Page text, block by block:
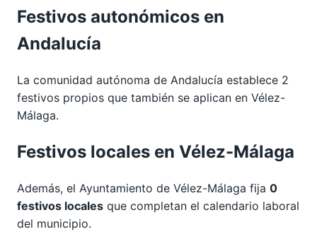
Festivos autonómicos en
Andalucía
La comunidad autónoma de Andalucía establece 2
festivos propios que también se aplican en Vélez-
Málaga.
Festivos locales en Vélez-Málaga
Además, el Ayuntamiento de Vélez-Málaga fija 0
festivos locales que completan el calendario laboral
del municipio.